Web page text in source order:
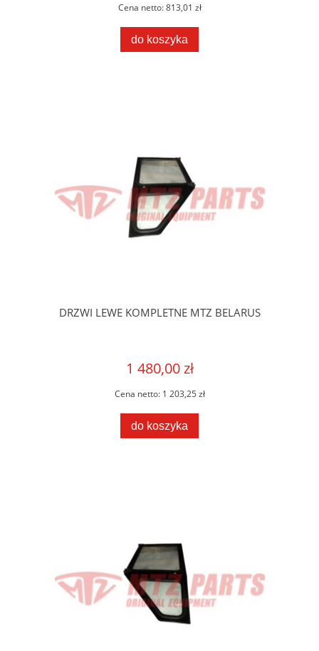
Cena netto:813,01 zł
do koszyka
DRZWI LEWE KOMPLETNE MTZ BELARUS
1 480,00 zł
Cena netto: 1 203,25 zł
do koszyka